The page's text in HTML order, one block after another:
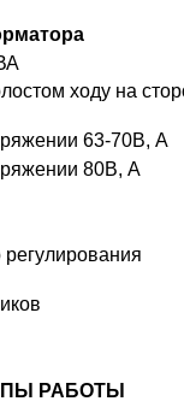
ходу на
63-70В, А
80В, А
регулирования
РАБОТЫ